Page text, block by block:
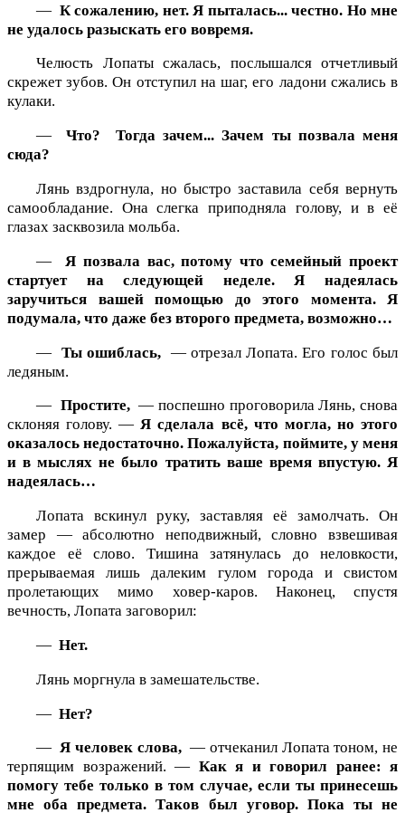
— К сожалению, нет. Я пыталась... честно. Но мне
не удалось разыскать его вовремя.
Челюсть Лопаты сжалась, послышался отчетливый
скрежет зубов. Он отступил на шаг, его ладони сжались в
кулаки.
—Что?
Тогда зачем... Зачем ты позвала меня
сюда?
Лянь вздрогнула, но быстро заставила себя вернуть
самообладание. Она слегка приподняла голову, и в её
глазах засквозила мольба.
—Я позвала вас, потому что семейный проект
стартует на следующей неделе. Я надеялась
заручиться вашей помощью до этого момента. Я
подумала, что даже без второго предмета, возможно…
— Ты ошиблась, — отрезал Лопата. Его голос был
ледяным.
— Простите, — поспешно проговорила Лянь, снова
склоняя голову. —Я сделала всё, что могла, но этого
оказалось недостаточно. Пожалуйста, поймите, у меня
и в мыслях не было тратить ваше время впустую. Я
надеялась…
Лопата вскинул руку, заставляя её замолчать. Он
замер — абсолютно неподвижный, словно взвешивая
каждое её слово. Тишина затянулась до неловкости,
прерываемая лишь далеким гулом города и свистом
пролетающих мимо ховер-каров. Наконец, спустя
вечность, Лопата заговорил:
— Нет.
Лянь моргнула в замешательстве.
— Нет?
—Я человек слова, — отчеканил Лопата тоном, не
терпящим возражений. — Как я и говорил ранее: я
помогу тебе только в том случае, если ты принесешь
мне оба предмета. Таков был уговор. Пока ты не